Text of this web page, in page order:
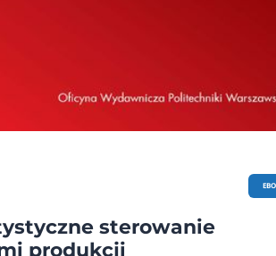
sterowanie
produkcji